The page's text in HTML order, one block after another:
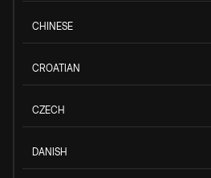
CHINESE
CROATIAN
CZECH
DANISH